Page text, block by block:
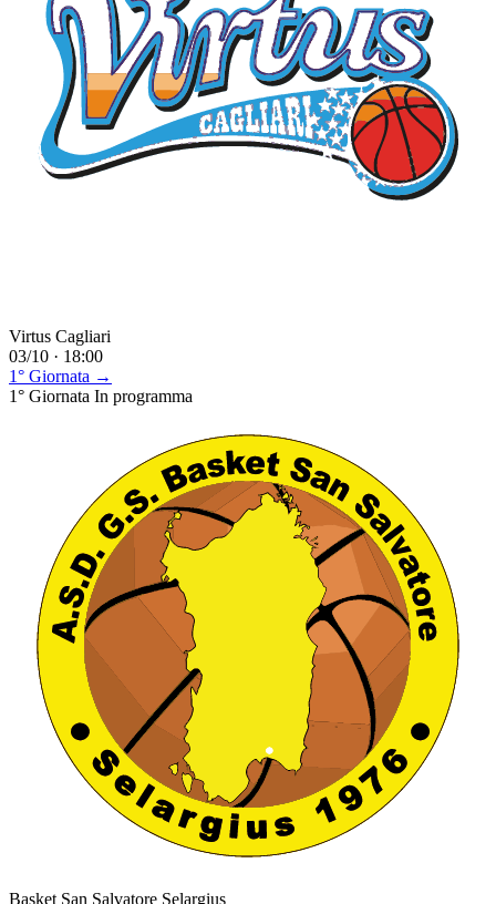
Virtus Cagliari
03/10 · 18:00
1° Giornata →
1° Giornata In programma
Basket San Salvatore Selargius